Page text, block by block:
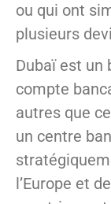
ou qui ont
plusieurs
Dubaï est un
compte
autres que
un centre
l’Europe et